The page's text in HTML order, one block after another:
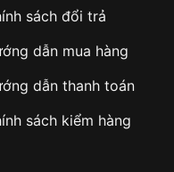
nhận hàng hoặc
nhanh chóng
đơn không mong
sách đổi trả
dẫn mua hàng
dẫn thanh toán
sách kiểm hàng